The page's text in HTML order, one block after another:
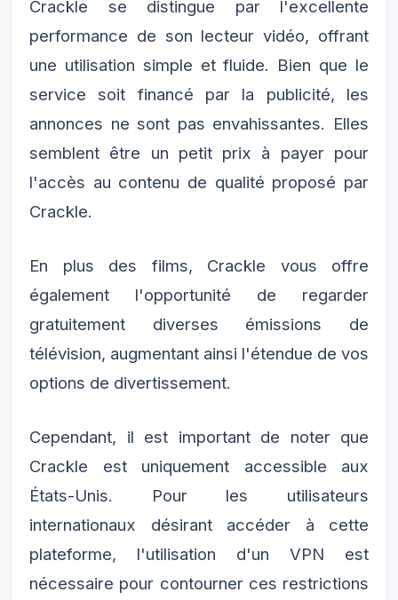
Crackle se distingue par l'excellente
performance de son lecteur vidéo, offrant
une utilisation simple et fluide. Bien que le
service soit financé par la publicité, les
annonces ne sont pas envahissantes. Elles
semblent être un petit prix à payer pour
l'accès au contenu de qualité proposé par
Crackle.
En plus des films, Crackle vous offre
également l'opportunité de regarder
gratuitement diverses émissions de
télévision, augmentant ainsi l'étendue de vos
options de divertissement.
Cependant, il est important de noter que
Crackle est uniquement accessible aux
États-Unis. Pour les utilisateurs
internationaux désirant accéder à cette
plateforme, l'utilisation d'un VPN est
nécessaire pour contourner ces restrictions